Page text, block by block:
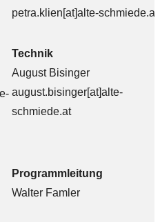
petra.klien[at]alte-schmiede.at
Technik
August Bisinger
august.bisinger[at]alte-
schmiede.at
Programmleitung
Walter Famler